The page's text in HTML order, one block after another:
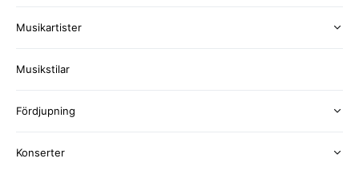
Musikartister
Musikstilar
Fördjupning
Konserter